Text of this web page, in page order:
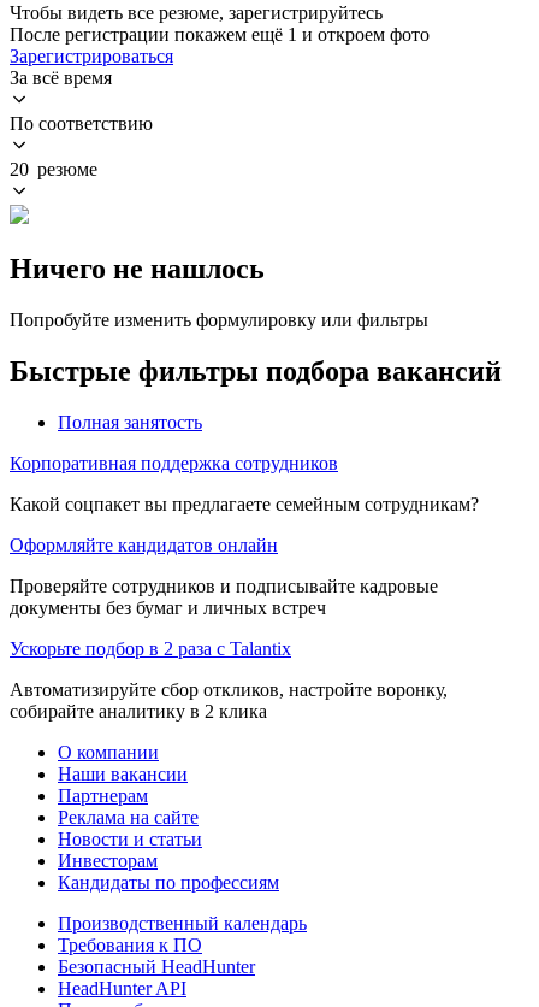
Чтобы видеть все резюме, зарегистрируйтесь
После регистрации покажем ещё 1 и откроем фото
Зарегистрироваться
За всё время
По соответствию
20 резюме
Ничего не нашлось
Попробуйте изменить формулировку или фильтры
Быстрые фильтры подбора вакансий
Полная занятость
Корпоративная поддержка сотрудников
Какой соцпакет вы предлагаете семейным сотрудникам?
Оформляйте кандидатов онлайн
Проверяйте сотрудников и подписывайте кадровые
документы без бумаг и личных встреч
Ускорьте подбор в 2 раза с Talantix
Автоматизируйте сбор откликов, настройте воронку,
собирайте аналитику в 2 клика
О компании
Наши вакансии
Партнерам
Реклама на сайте
Новости и статьи
Инвесторам
Кандидаты по профессиям
Производственный календарь
Требования к ПО
Безопасный HeadHunter
HeadHunter API